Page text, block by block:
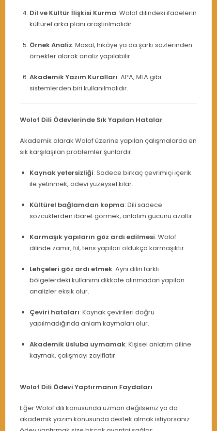
Dil ve Kültür İlişkisi Kurma: Wolof dilindeki ifadelerin
kültürel arka planı araştırılmalıdır.
Örnek Analiz: Masal, hikâye ya da şarkı sözlerinden
örnekler alarak analiz yapılabilir.
Akademik Yazım Kuralları: APA, MLA gibi
sistemlerden biri kullanılmalıdır.
Wolof Dili Ödevlerinde Sık Yapılan Hatalar
Akademik olarak Wolof üzerine yapılan çalışmalarda en
sık karşılaşılan problemler şunlardır:
Kaynak yetersizliği: Sadece birkaç çevrimiçi içerik
ile yetinmek, ödevi yüzeysel kılar.
Kültürel bağlamdan kopma: Dili sadece
sözcüklerden ibaret görmek, anlatım gücünü azaltır.
Karmaşık yapıların göz ardı edilmesi: Wolof
dilinde zamir, fiil, tens yapıları oldukça karmaşıktır.
Lehçeleri göz ardı etmek: Aynı dilin farklı
bölgelerdeki kullanımı dikkate alınmadan yapılan
analizler eksik olur.
Çeviri hataları: Kaynak çevirileri doğru
yapılmadığında anlam kaymaları olur.
Akademik üsluba uymamak: Kişisel anlatım diline
kaymak, çalışmayı zayıflatır.
Wolof Dili Ödevi Yaptırmanın Faydaları
Eğer Wolof dili konusunda uzman değilseniz ya da
akademik yazım konusunda destek almak istiyorsanız